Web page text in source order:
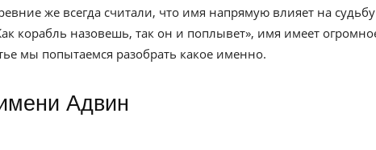
же всегда считали, что имя напрямую влияет на судьбу
корабль назовешь, так он и поплывет», имя имеет
мы попытаемся разобрать какое именно.
Адвин